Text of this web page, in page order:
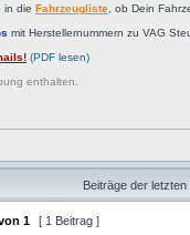
in die Fahrzeugliste , ob Dein
mit Herstellernummern zu VAG
(PDF lesen)
enthalten.
Beiträge der letzten
1 [ 1 Beitrag ]